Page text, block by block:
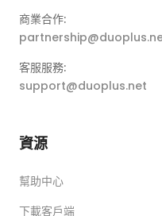
商業合作:
客服服務:
support@duoplus.net
資源
幫助中心
下載客戶端